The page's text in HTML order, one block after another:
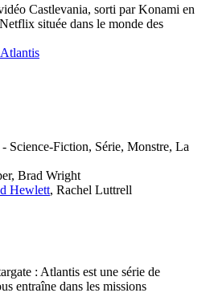
Castlevania, sorti par Konami en
située dans le monde des
- Science-Fiction, Série, Monstre, La
Brad Wright
Hewlett, Rachel Luttrell
: Atlantis est une série de
entraîne dans les missions